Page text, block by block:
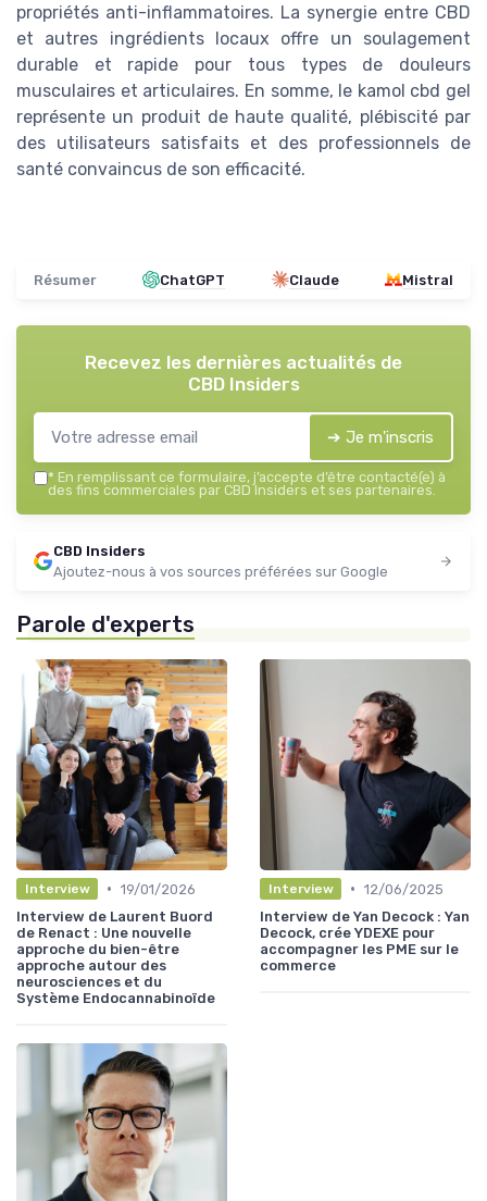
propriétés anti-inflammatoires. La synergie entre CBD
et autres ingrédients locaux offre un soulagement
durable et rapide pour tous types de douleurs
musculaires et articulaires. En somme, le kamol cbd gel
représente un produit de haute qualité, plébiscité par
des utilisateurs satisfaits et des professionnels de
santé convaincus de son efficacité.
Résumer ChatGPT Claude Mistral
Recevez les dernières actualités de
CBD Insiders
➔ Je m'inscris
* En remplissant ce formulaire, j’accepte d’être contacté(e) à
des fins commerciales par CBD Insiders et ses partenaires.
CBD Insiders
Ajoutez-nous à vos sources préférées sur Google
Parole d'experts
Interview • 19/01/2026
Interview de Laurent Buord
de Renact : Une nouvelle
approche du bien-être
approche autour des
neurosciences et du
Système Endocannabinoïde
Interview • 12/06/2025
Interview de Yan Decock : Yan
Decock, crée YDEXE pour
accompagner les PME sur le
commerce